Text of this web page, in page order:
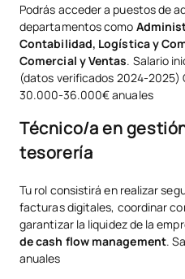
Podrás acceder a puestos de
departamentos como
Contabilidad, Logística y
Comercial y Ventas. Salario
(datos verificados 2024-2025)
30.000-36.000€ anuales
Técnico/a en
tesorería
Tu rol consistirá en realizar
facturas digitales, coordinar
garantizar la liquidez de la
de cash flow management.
anuales